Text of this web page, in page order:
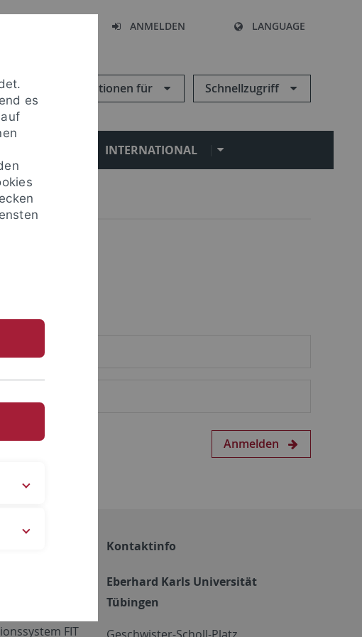
ANMELDEN LANGUAGE
Informationen für Schnellzugriff
INTERNATIONAL
Anmelden
FIT
Kontaktinfo
Eberhard Karls Universität
Tübingen
es